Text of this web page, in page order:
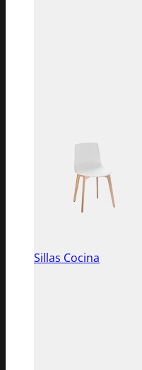
Sillas Cocina